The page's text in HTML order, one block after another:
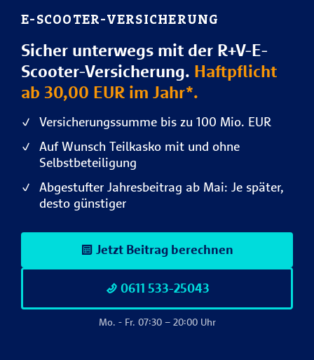
E-SCOOTER-VERSICHERUNG
Sicher unterwegs mit der R+V-E-
Scooter-Versicherung. Haftpflicht
ab 30,00 EUR im Jahr*.
Versicherungssumme bis zu 100 Mio. EUR
Auf Wunsch Teilkasko mit und ohne
Selbstbeteiligung
Abgestufter Jahresbeitrag ab Mai: Je später,
desto günstiger
Jetzt Beitrag berechnen
0611 533-25043
Mo. - Fr. 07:30 – 20:00 Uhr